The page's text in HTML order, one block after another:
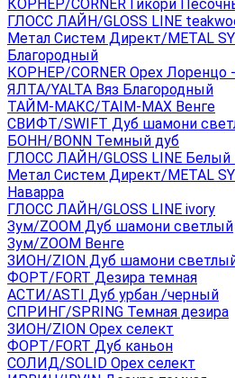
КОРНЕР/CORNER Гикори
ГЛОСС ЛАЙН/GLOSS LINE
Метал Систем Директ/METAL
Благородный
КОРНЕР/CORNER Орех Лоренцо
ЯЛТА/YALTA Вяз Благородный
ТАЙМ-МАКС/TAIM-MAX Венге
СВИФТ/SWIFT Дуб шамони
БОНН/BONN Темный дуб
ГЛОСС ЛАЙН/GLOSS LINE
Метал Систем Директ/METAL
Наварра
ГЛОСС ЛАЙН/GLOSS LINE ivory
Зум/ZOOM Дуб шамони светлый
Зум/ZOOM Венге
ЗИОН/ZION Дуб шамони
ФОРТ/FORT Дезира темная
АСТИ/ASTI Дуб урбан /черный
СПРИНГ/SPRING Темная дезира
ЗИОН/ZION Орех селект
ФОРТ/FORT Дуб каньон
СОЛИД/SOLID Орех селект